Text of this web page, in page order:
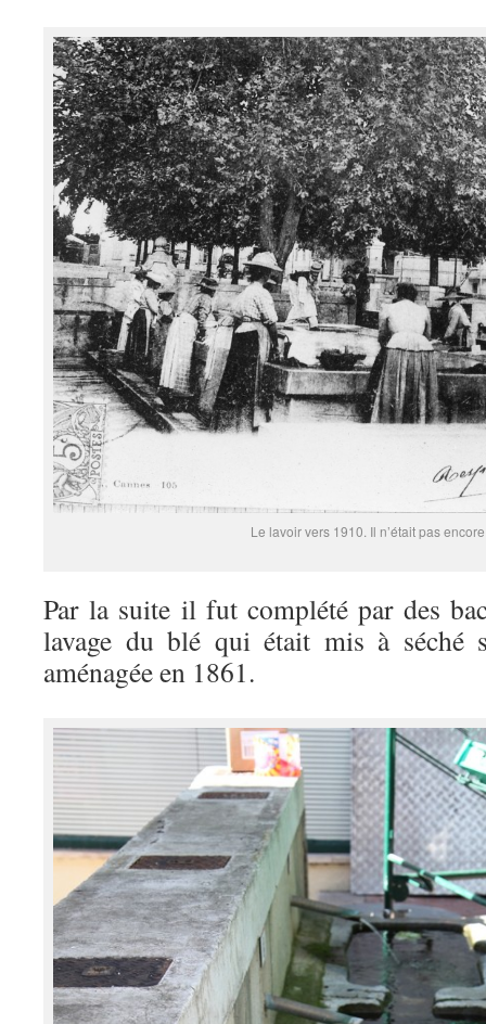
Le lavoir vers 1910. Il n’était pas
Par la suite il fut complété par des
lavage du blé qui était mis à séché
aménagée en 1861.